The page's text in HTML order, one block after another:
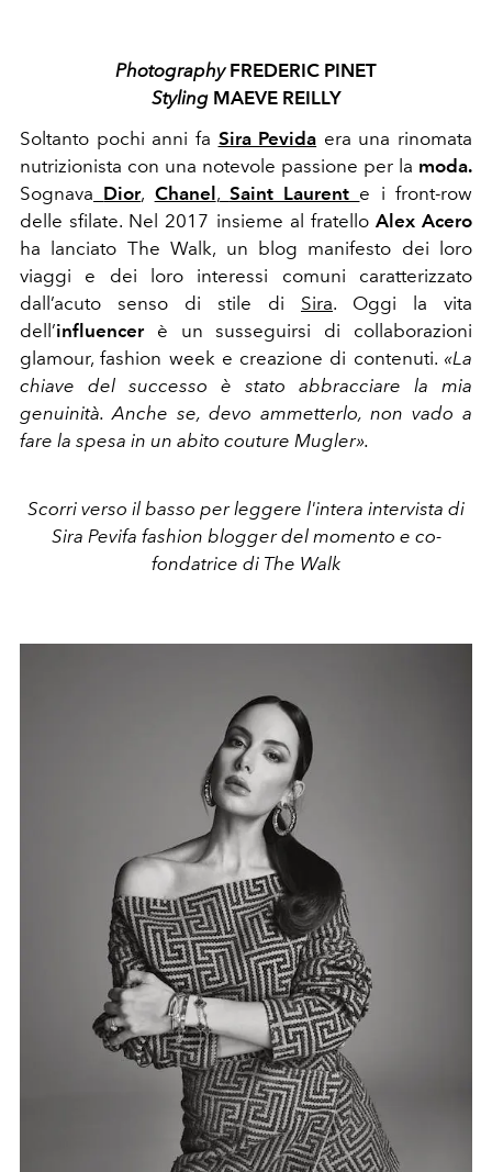
PhotographyFREDERIC PINET
StylingMAEVE REILLY
Soltanto pochi anni fa Sira Pevida era una rinomata
nutrizionista con una notevole passione per la moda.
Sognava Dior, Chanel , Saint Laurent e i front-row
delle sfilate. Nel 2017 insieme al fratello Alex Acero
ha lanciato The Walk, un blog manifesto dei loro
viaggi e dei loro interessi comuni caratterizzato
dall’acuto senso di stile di Sira. Oggi la vita
dell’influencer è un susseguirsi di collaborazioni
glamour, fashion week e creazione di contenuti. «La
chiave del successo è stato abbracciare la mia
genuinità.Anche se, devo ammetterlo, non vado a
fare la spesa in un abito couture Mugler».
Scorri verso il basso per leggere l'intera intervista di
Sira Pevifa fashion blogger del momento e co-
fondatrice di The Walk